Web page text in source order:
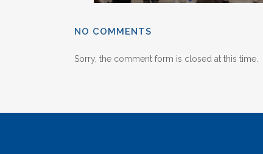
NO COMMENTS
Sorry, the comment form is closed at this time.